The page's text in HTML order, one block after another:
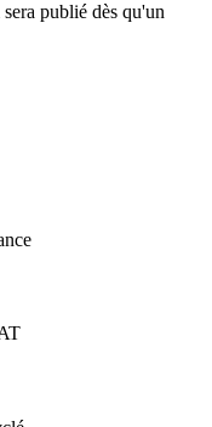
publié dès qu'un